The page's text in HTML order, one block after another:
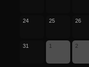
24 25 26
31 1 2